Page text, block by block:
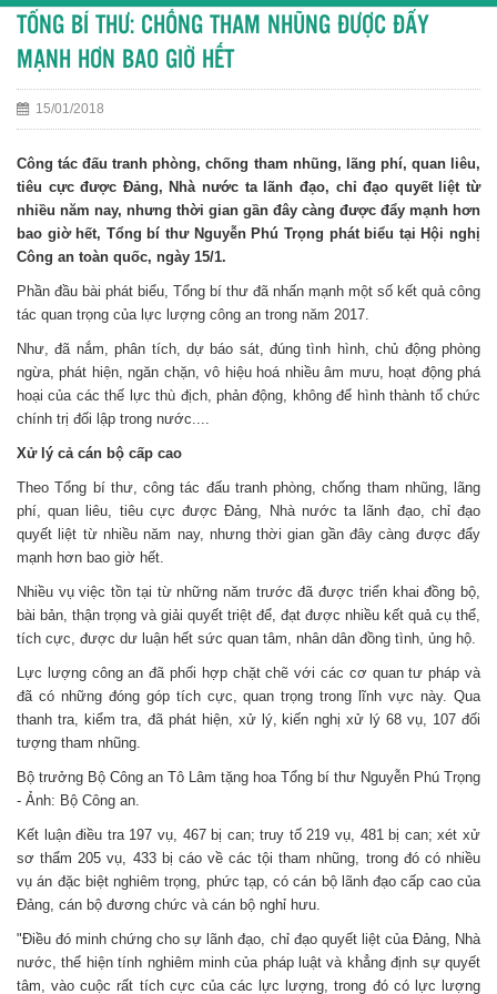
TỔNG BÍ THƯ: CHỐNG THAM NHŨNG ĐƯỢC ĐẨY
MẠNH HƠN BAO GIỜ HẾT
15/01/2018
Công tác đấu tranh phòng, chống tham nhũng, lãng phí, quan liêu,
tiêu cực được Đảng, Nhà nước ta lãnh đạo, chỉ đạo quyết liệt từ
nhiều năm nay, nhưng thời gian gần đây càng được đẩy mạnh hơn
bao giờ hết, Tổng bí thư Nguyễn Phú Trọng phát biểu tại Hội nghị
Công an toàn quốc, ngày 15/1.
Phần đầu bài phát biểu, Tổng bí thư đã nhấn mạnh một số kết quả công
tác quan trọng của lực lượng công an trong năm 2017.
Như, đã nắm, phân tích, dự báo sát, đúng tình hình, chủ động phòng
ngừa, phát hiện, ngăn chặn, vô hiệu hoá nhiều âm mưu, hoạt động phá
hoại của các thế lực thù địch, phản động, không để hình thành tổ chức
chính trị đối lập trong nước....
Xử lý cả cán bộ cấp cao
Theo Tổng bí thư, công tác đấu tranh phòng, chống tham nhũng, lãng
phí, quan liêu, tiêu cực được Đảng, Nhà nước ta lãnh đạo, chỉ đạo
quyết liệt từ nhiều năm nay, nhưng thời gian gần đây càng được đẩy
mạnh hơn bao giờ hết.
Nhiều vụ việc tồn tại từ những năm trước đã được triển khai đồng bộ,
bài bản, thận trọng và giải quyết triệt để, đạt được nhiều kết quả cụ thể,
tích cực, được dư luận hết sức quan tâm, nhân dân đồng tình, ủng hộ.
Lực lượng công an đã phối hợp chặt chẽ với các cơ quan tư pháp và
đã có những đóng góp tích cực, quan trọng trong lĩnh vực này. Qua
thanh tra, kiểm tra, đã phát hiện, xử lý, kiến nghị xử lý 68 vụ, 107 đối
tượng tham nhũng.
Bộ trưởng Bộ Công an Tô Lâm tặng hoa Tổng bí thư Nguyễn Phú Trọng
- Ảnh: Bộ Công an.
Kết luận điều tra 197 vụ, 467 bị can; truy tố 219 vụ, 481 bị can; xét xử
sơ thẩm 205 vụ, 433 bị cáo về các tội tham nhũng, trong đó có nhiều
vụ án đặc biệt nghiêm trọng, phức tạp, có cán bộ lãnh đạo cấp cao của
Đảng, cán bộ đương chức và cán bộ nghỉ hưu.
"Điều đó minh chứng cho sự lãnh đạo, chỉ đạo quyết liệt của Đảng, Nhà
nước, thể hiện tính nghiêm minh của pháp luật và khẳng định sự quyết
tâm, vào cuộc rất tích cực của các lực lượng, trong đó có lực lượng